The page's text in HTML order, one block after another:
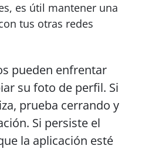
es útil mantener una
tus otras redes
pueden enfrentar
su foto de perfil. Si
prueba cerrando y
Si persiste el
la aplicación esté